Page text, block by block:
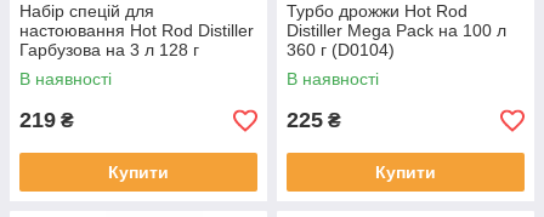
Набір спецій для
настоювання Hot Rod Distiller
Гарбузова на 3 л 128 г
(S0172)
В наявності
219 ₴
Купити
Турбо дрожжи Hot Rod
Distiller Mega Pack на 100 л
360 г (D0104)
В наявності
225 ₴
Купити